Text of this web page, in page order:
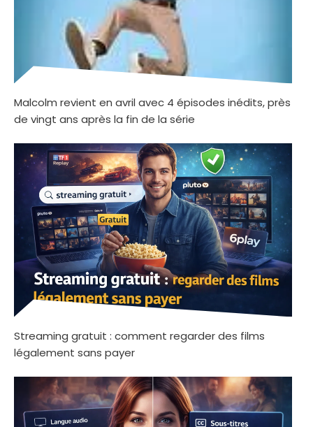
Malcolm revient en avril avec 4 épisodes inédits, près
de vingt ans après la fin de la série
Streaming gratuit : comment regarder des films
légalement sans payer